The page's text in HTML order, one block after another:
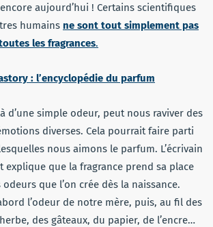
aujourd’hui ! Certains scientifiques
humains ne sont tout simplement pas
les fragrances.
: l’encyclopédie du parfum
d’une simple odeur, peut nous raviver des
diverses. Cela pourrait faire parti
nous aimons le parfum. L’écrivain
explique que la fragrance prend sa place
odeurs que l’on crée dès la naissance.
l’odeur de notre mère, puis, au fil des
des gâteaux, du papier, de l’encre…